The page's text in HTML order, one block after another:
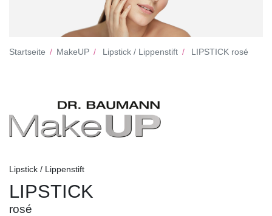
Startseite MakeUP Lipstick / Lippenstift LIPSTICK rosé
Lipstick / Lippenstift
LIPSTICK
rosé